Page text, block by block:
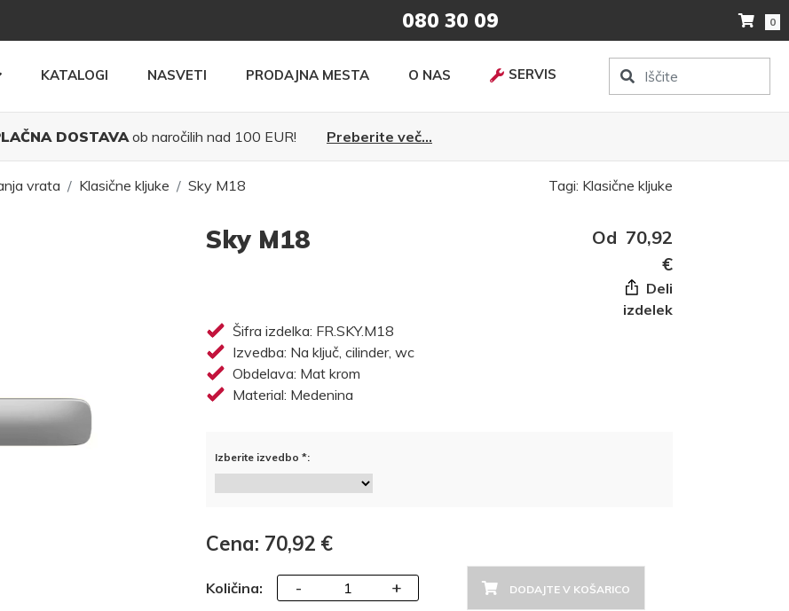
080 30 09 0
KATALOGI NASVETI PRODAJNA MESTA O NAS SERVIS
DOSTAVAob naročilih nad 100 EUR! Preberite več...
vrata Klasične kljuke Sky M18 Tagi: Klasične kljuke
Sky M18 Od 70,92
€
Deli
izdelek
Šifra izdelka: FR.SKY.M18
Izvedba: Na ključ, cilinder, wc
Obdelava: Mat krom
Material: Medenina
Izberite izvedbo *:
Cena: 70,92 €
Količina: - + DODAJTE V KOŠARICO